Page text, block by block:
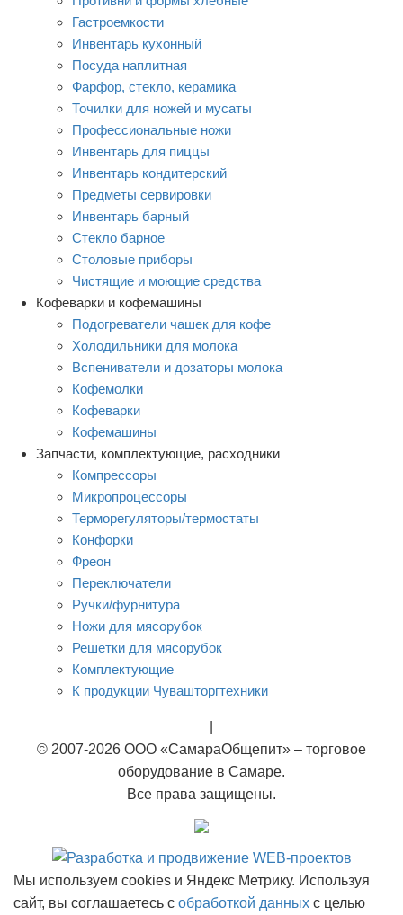
Гастроемкости
Инвентарь кухонный
Посуда наплитная
Фарфор, стекло, керамика
Точилки для ножей и мусаты
Профессиональные ножи
Инвентарь для пиццы
Инвентарь кондитерский
Предметы сервировки
Инвентарь барный
Стекло барное
Столовые приборы
Чистящие и моющие средства
Кофеварки и кофемашины
Подогреватели чашек для кофе
Холодильники для молока
Вспениватели и дозаторы молока
Кофемолки
Кофеварки
Кофемашины
Запчасти, комплектующие, расходники
Компрессоры
Микропроцессоры
Терморегуляторы/термостаты
Конфорки
Фреон
Переключатели
Ручки/фурнитура
Ножи для мясорубок
Решетки для мясорубок
Комплектующие
К продукции Чувашторгтехники
© 2007-2026 ООО «СамараОбщепит» – торговое
оборудование в Самаре.
Все права защищены.
Мы используем cookies и Яндекс Метрику. Используя
сайт, вы соглашаетесь с обработкой данных с целью